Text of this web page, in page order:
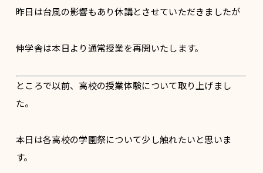
昨日は台風の影響もあり休講とさせていただきましたが
伸学舎は本日より通常授業を再開いたします。
ところで以前、高校の授業体験について取り上げまし
た。
本日は各高校の学園祭について少し触れたいと思いま
す。